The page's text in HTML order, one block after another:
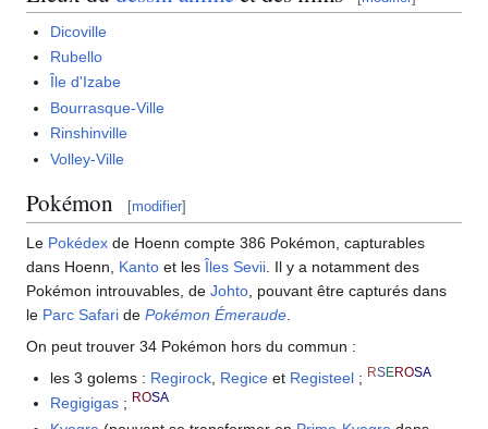
Dicoville
Rubello
Île d'Izabe
Bourrasque-Ville
Rinshinville
Volley-Ville
Pokémon [modifier]
Le Pokédex de Hoenn compte 386 Pokémon, capturables
dans Hoenn, Kanto et les Îles Sevii . Il y a notamment des
Pokémon introuvables, de Johto , pouvant être capturés dans
le Parc Safari de Pokémon Émeraude
On peut trouver 34 Pokémon hors du commun :
les 3 golems : Regirock Regice et Registeel ; RSEROSA
Regigigas ; ROSA